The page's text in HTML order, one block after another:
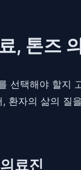
, 톤즈
선택해야 할지
환자의 삶의 질
료진